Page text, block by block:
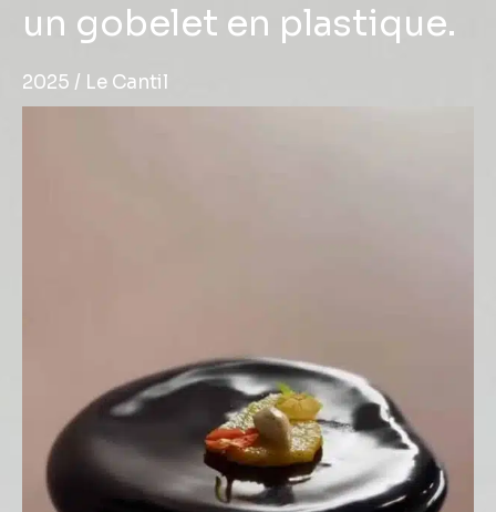
un gobelet en plastique.
2025 / Le Cantil